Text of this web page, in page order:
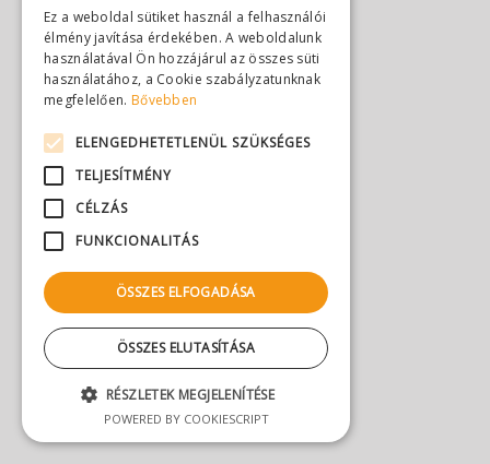
Ez a weboldal sütiket használ a felhasználói
élmény javítása érdekében. A weboldalunk
használatával Ön hozzájárul az összes süti
használatához, a Cookie szabályzatunknak
megfelelően. Bővebben
ELENGEDHETETLENÜL SZÜKSÉGES
TELJESÍTMÉNY
CÉLZÁS
FUNKCIONALITÁS
ÖSSZES ELFOGADÁSA
ÖSSZES ELUTASÍTÁSA
RÉSZLETEK MEGJELENÍTÉSE
POWERED BY COOKIESCRIPT